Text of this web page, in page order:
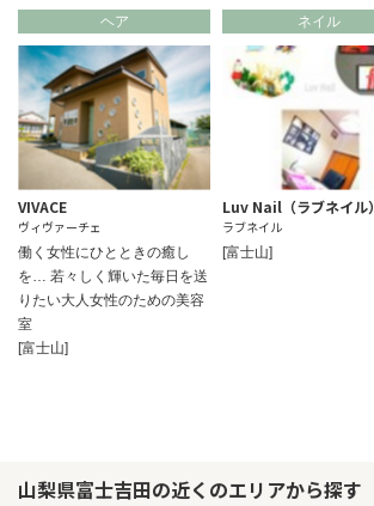
ヘア
VIVACE
ヴィヴァーチェ
働く女性にひとときの癒し
を… 若々しく輝いた毎日を送
りたい大人女性のための美容
室
[富士山]
ネイル
Luv Nail（ラブネイル）
ラブネイル
[富士山]
山梨県富士吉田の近くのエリアから探す